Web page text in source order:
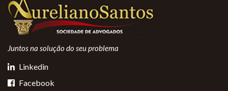
Juntos na solução do seu problema
Linkedin
Facebook